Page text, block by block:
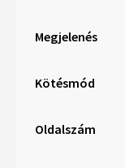
Megjelenés
Kötésmód
Oldalszám